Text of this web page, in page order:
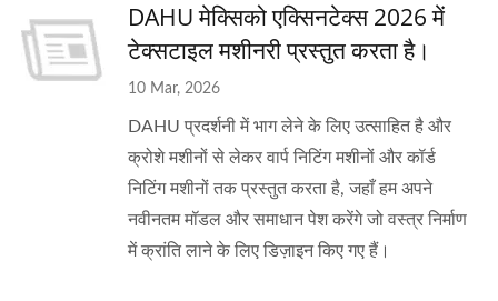
DAHU मेक्सिको एक्सिनटेक्स 2026 में
टेक्सटाइल मशीनरी प्रस्तुत करता है।
10 Mar, 2026
DAHU प्रदर्शनी में भाग लेने के लिए उत्साहित है और
क्रोशे मशीनों से लेकर वार्प निटिंग मशीनों और कॉर्ड
निटिंग मशीनों तक प्रस्तुत करता है, जहाँ हम अपने
नवीनतम मॉडल और समाधान पेश करेंगे जो वस्त्र निर्माण
में क्रांति लाने के लिए डिज़ाइन किए गए हैं।